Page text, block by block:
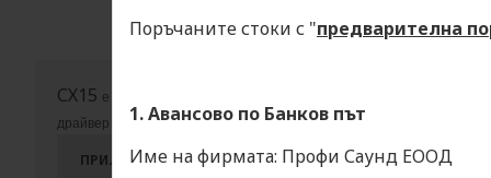
Поръчаните стоки с "предварителна
1. Авансово по Банков път
Име на фирмата: Профи Саунд ЕООД
СХ15 е изключително компактна и лека тонколона, подходяща за
драйвер се постига отлично разпръскване и перфектно
ПРИЛОЖЕНИЕ / APPLICATION